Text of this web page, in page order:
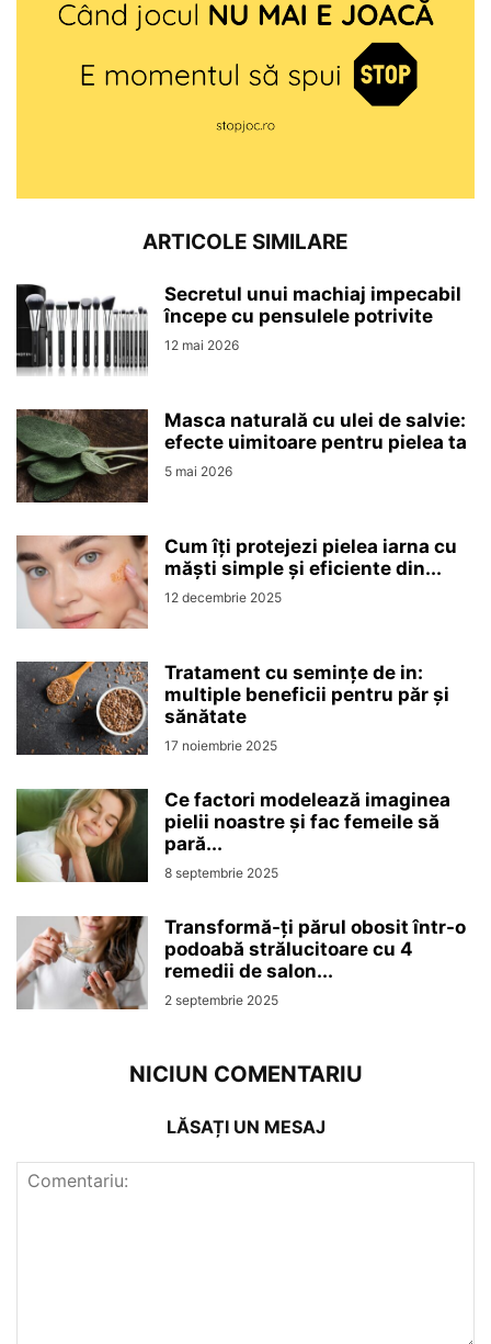
ARTICOLE SIMILARE
Secretul unui machiaj impecabil
începe cu pensulele potrivite
12 mai 2026
Masca naturală cu ulei de salvie:
efecte uimitoare pentru pielea ta
5 mai 2026
Cum îți protejezi pielea iarna cu
măști simple și eficiente din...
12 decembrie 2025
Tratament cu semințe de in:
multiple beneficii pentru păr și
sănătate
17 noiembrie 2025
Ce factori modelează imaginea
pielii noastre și fac femeile să
pară...
8 septembrie 2025
Transformă-ți părul obosit într-o
podoabă strălucitoare cu 4
remedii de salon...
2 septembrie 2025
NICIUN COMENTARIU
LĂSAȚI UN MESAJ